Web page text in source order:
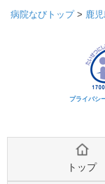
病院なびトップ> 鹿
プライバシ
トップ